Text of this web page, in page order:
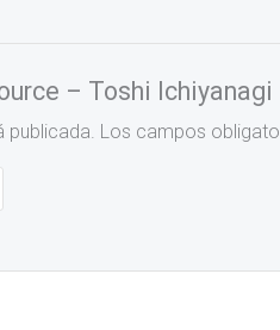
– Toshi
Los campos